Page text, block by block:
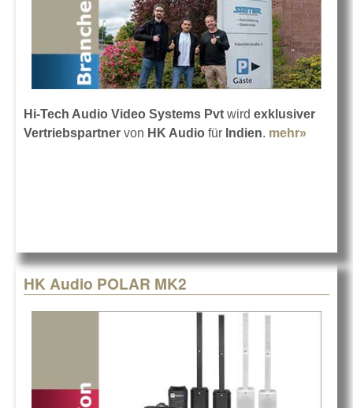
Hi-Tech Audio Video Systems Pvt wird exklusiver
Vertriebspartner von HK Audio für Indien. mehr»
Indien
HK Audio POLAR MK2